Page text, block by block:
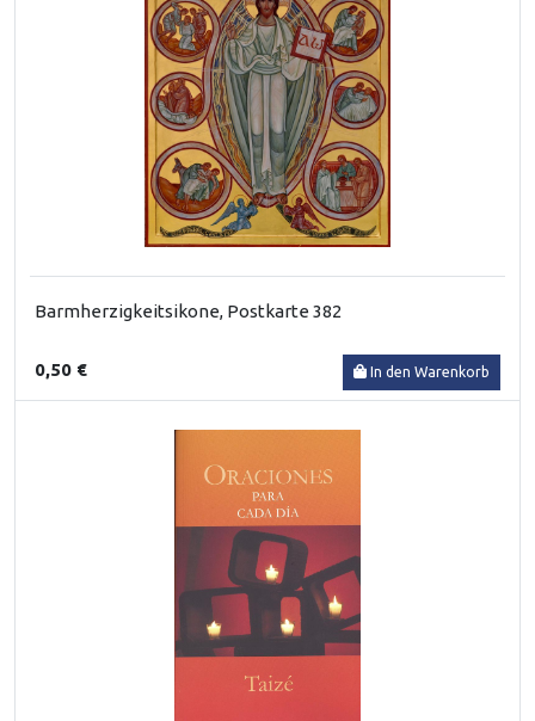
Barmherzigkeitsikone, Postkarte 382
0,50 € In den Warenkorb